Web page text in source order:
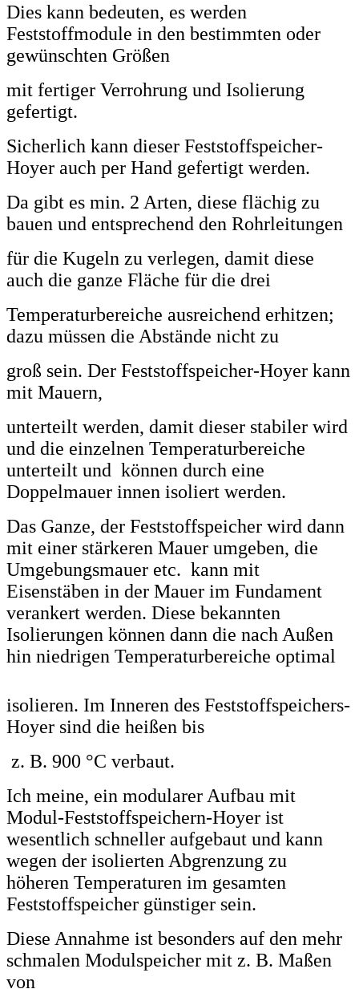
Dies kann bedeuten, es werden
Feststoffmodule in den bestimmten oder
gewünschten Größen
mit fertiger Verrohrung und Isolierung
gefertigt.
Sicherlich kann dieser Feststoffspeicher-
Hoyer auch per Hand gefertigt werden.
Da gibt es min. 2 Arten, diese flächig zu
bauen und entsprechend den Rohrleitungen
für die Kugeln zu verlegen, damit diese
auch die ganze Fläche für die drei
Temperaturbereiche ausreichend erhitzen;
dazu müssen die Abstände nicht zu
groß sein. Der Feststoffspeicher-Hoyer kann
mit Mauern,
unterteilt werden, damit dieser stabiler wird
und die einzelnen Temperaturbereiche
unterteilt und können durch eine
Doppelmauer innen isoliert werden.
Das Ganze, der Feststoffspeicher wird dann
mit einer stärkeren Mauer umgeben, die
Umgebungsmauer etc. kann mit
Eisenstäben in der Mauer im Fundament
verankert werden. Diese bekannten
Isolierungen können dann die nach Außen
hin niedrigen Temperaturbereiche optimal
isolieren. Im Inneren des Feststoffspeichers-
Hoyer sind die heißen bis
z. B. 900 °C verbaut.
Ich meine, ein modularer Aufbau mit
Modul-Feststoffspeichern-Hoyer ist
wesentlich schneller aufgebaut und kann
wegen der isolierten Abgrenzung zu
höheren Temperaturen im gesamten
Feststoffspeicher günstiger sein.
Diese Annahme ist besonders auf den mehr
schmalen Modulspeicher mit z. B. Maßen
von